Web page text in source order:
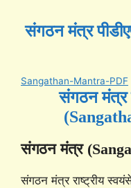
संगठन मंत्र
Sangathan-Mantra-PDF
संगठन मंत्र
संगठन मंत्र
संगठन मंत्र राष्ट्रीय